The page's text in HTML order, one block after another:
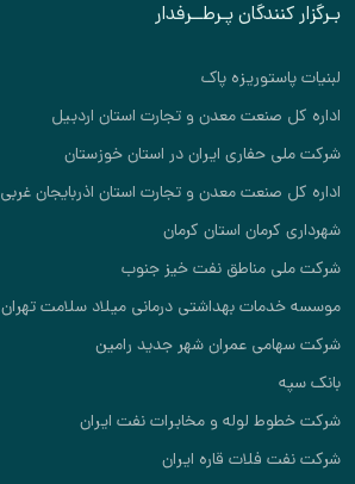
بـرگزار کنندگان پـرطــرفدار
لبنیات پاستوریزه پاک
اداره کل صنعت معدن و تجارت استان اردبیل
شرکت ملی حفاری ایران در استان خوزستان
اداره کل صنعت معدن و تجارت استان اذربایجان غربی
شهرداری کرمان استان کرمان
شرکت ملی مناطق نفت خیز جنوب
موسسه خدمات بهداشتی درمانی میلاد سلامت تهران
شرکت سهامی عمران شهر جدید رامین
بانک سپه
شرکت خطوط لوله و مخابرات نفت ایران
شرکت نفت فلات قاره ایران